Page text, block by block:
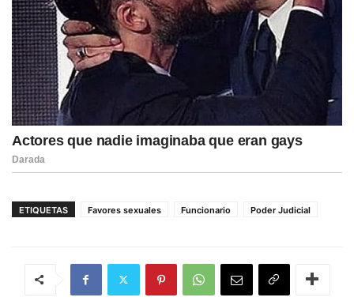
ETIQUETAS Favores sexuales Funcionario Poder Judicial